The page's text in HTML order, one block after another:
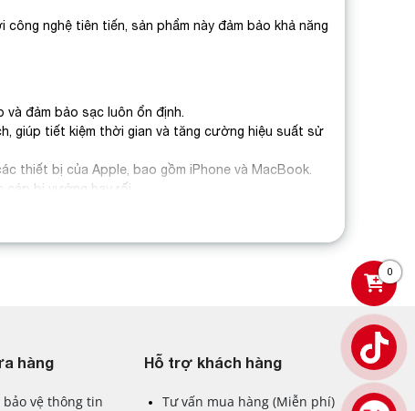
nghệ tiên tiến, sản phẩm này đảm bảo khả năng
và đảm bảo sạc luôn ổn định.
giúp tiết kiệm thời gian và tăng cường hiệu suất sử
thiết bị của Apple, bao gồm iPhone và MacBook.
cáp bị vướng hay rối.
thiết bị và kéo dài tuổi thọ pin.
tiện lợi và an toàn trong việc sạc pin.
hàng
bảo vệ thông tin
Hỗ trợ khách hàng
Tư vấn mua hàng (Miễn phí)
0